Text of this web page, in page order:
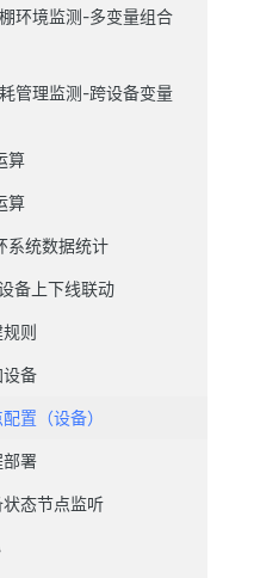
环境监测-多变量组合
管理监测-跨设备变量
算
算
系统数据统计
备上下线联动
则
设备
置（设备）
署
态节点监听